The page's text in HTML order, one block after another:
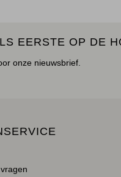
EERSTE OP DE
onze nieuwsbrief.